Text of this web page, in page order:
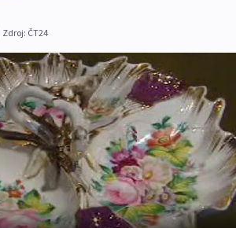
Zdroj: ČT24